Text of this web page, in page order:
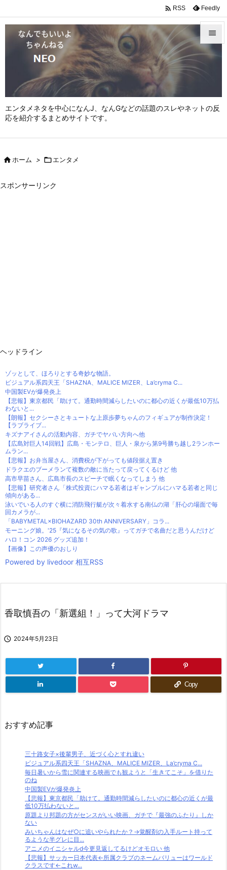
エンタメネタを中心になんJ、なんGなどの話題のスレやネットの反
応を紹介するまとめサイトです。



 RSS Feedly
ホーム > エンタメ
スポンサーリンク
ヘッドライン
ゾッとして、ほろりとする奇妙な物語。
ビジュアル系四天王「SHAZNA、MALICE MIZER、La’cryma C...
中国製EVが爆発炎上
【悲報】東京都民「助けて。通勤時間減らしたいのに都心の近くが最低10万払
わないと...
【朗報】セクシーさとキュートな上原歩夢ちゃんのフィギュアが制作決定！
【ラブライブ...
キズナアイさんの活動内容、ガチでヤバい方向へ他
【広島対巨人14回戦】広島・モンテロ、巨人・泉から第9号勝ち越し2ランホー
ムラン...
【悲報】お弁当屋さん、消費税が下がっても値段据え置き
ドラクエのブーメランて複数の敵に当たって戻ってくるけど 他
高市早苗さん、広島市長のスピーチで眠くなってしまう 他
【悲報】研究者さん「株式投資にハマる若者はギャンブルにハマる若者と同じ
傾向がある...
泳いでいる人のすぐ横に消防飛行艇が次々着水する南仏の湖「肝心の場面で毎
回カメラが...
「BABYMETAL×BIOHAZARD 30th ANNIVERSARY」コラ...
モーニング娘。'25『気になるその気の歌』ってガチで名曲だと思うんだけど
ハロ！コン 2026 グッズ追加！
【画像】この声優のおしり
Powered by livedoor 相互RSS
香取慎吾の「新選組！」って大河ドラマ
 2024年5月23日
Copy
おすすめ記事
三十路女子×後輩男子、近づく心とすれ違い
ビジュアル系四天王「SHAZNA、MALICE MIZER、La’cryma C...
毎日暑いから雪に関連する映画でも観ようと「生きてこそ」を借りた
のね
中国製EVが爆発炎上
【悲報】東京都民「助けて。通勤時間減らしたいのに都心の近くが最
低10万払わないと...
原題より邦題の方がセンスがいい映画、ガチで『最強のふたり』しか
ない
みいちゃんはなぜ○に追いやられたか？→覚醒剤の入手ルート持って
るような半グレに目...
アニメのイニシャルd今更見返してるけどオモロい 他
【悲報】サッカー日本代表←所属クラブのネームバリューはワールド
クラスです←これw...